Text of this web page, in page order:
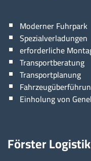
Moderner Fuhrpark
Spezialverladungen
erforderliche
Transportberatung
Transportplanung
Einholung von
Förster